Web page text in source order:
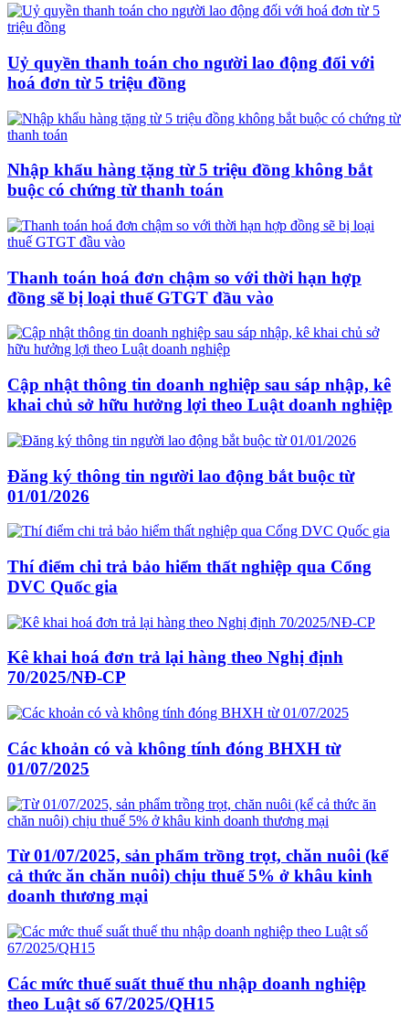
Uỷ quyền thanh toán cho người lao động đối với
hoá đơn từ 5 triệu đồng
Nhập khẩu hàng tặng từ 5 triệu đồng không bắt
buộc có chứng từ thanh toán
Thanh toán hoá đơn chậm so với thời hạn hợp
đồng sẽ bị loại thuế GTGT đầu vào
Cập nhật thông tin doanh nghiệp sau sáp nhập, kê
khai chủ sở hữu hưởng lợi theo Luật doanh nghiệp
Đăng ký thông tin người lao động bắt buộc từ
01/01/2026
Thí điểm chi trả bảo hiểm thất nghiệp qua Cổng
DVC Quốc gia
Kê khai hoá đơn trả lại hàng theo Nghị định
70/2025/NĐ-CP
Các khoản có và không tính đóng BHXH từ
01/07/2025
Từ 01/07/2025, sản phẩm trồng trọt, chăn nuôi (kể
cả thức ăn chăn nuôi) chịu thuế 5% ở khâu kinh
doanh thương mại
Các mức thuế suất thuế thu nhập doanh nghiệp
theo Luật số 67/2025/QH15